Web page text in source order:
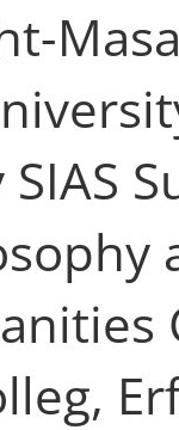
SIAS